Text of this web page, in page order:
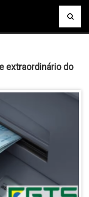
extraordinário do